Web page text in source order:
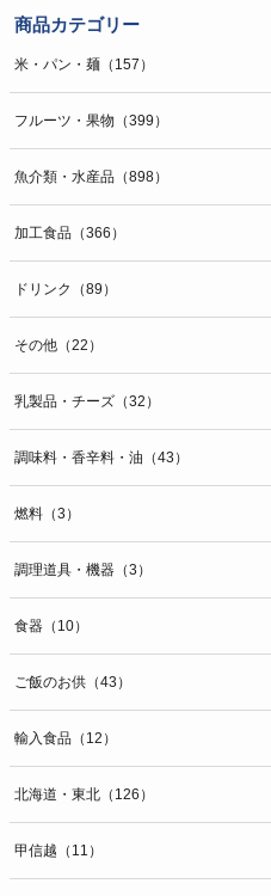
商品カテゴリー
米・パン・麺（157）
フルーツ・果物（399）
魚介類・水産品（898）
加工食品（366）
ドリンク（89）
その他（22）
乳製品・チーズ（32）
調味料・香辛料・油（43）
燃料（3）
調理道具・機器（3）
食器（10）
ご飯のお供（43）
輸入食品（12）
北海道・東北（126）
甲信越（11）